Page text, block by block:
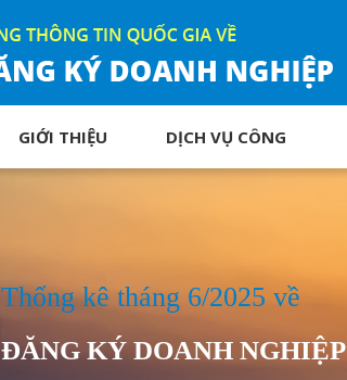
GIỚI THIỆU DỊCH VỤ CÔNG
Thống kê tháng 6/2025 về
ĐĂNG KÝ DOANH NGHIỆP